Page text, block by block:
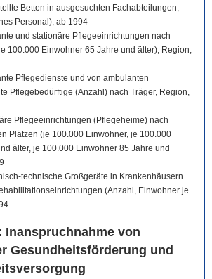
Betten in ausgesuchten Fachabteilungen,
Personal), ab 1994
und stationäre Pflegeeinrichtungen nach
100.000 Einwohner 65 Jahre und älter), Region,
Pflegedienste und von ambulanten
Pflegebedürftige (Anzahl) nach Träger, Region,
Pflegeeinrichtungen (Pflegeheime) nach
Plätzen (je 100.000 Einwohner, je 100.000
älter, je 100.000 Einwohner 85 Jahre und
technische Großgeräte in Krankenhäusern
(Anzahl, Einwohner je
Inanspruchnahme von
Gesundheitsförderung und